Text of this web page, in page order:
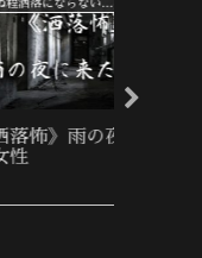
死ぬ程洒落にならない怖い話
マ目